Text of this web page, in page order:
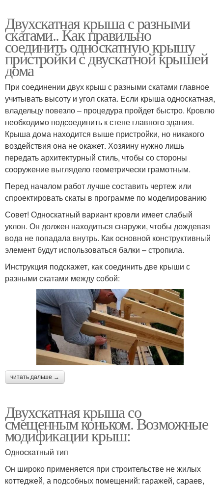
Двухскатная крыша с разными
скатами.. Как правильно
соединить односкатную крышу
пристройки с двускатной крышей
дома
При соединении двух крыш с разными скатами главное
учитывать высоту и угол ската. Если крыша односкатная,
владельцу повезло – процедура пройдет быстро. Кровлю
необходимо подсоединить к стене главного здания.
Крыша дома находится выше пристройки, но никакого
воздействия она не окажет. Хозяину нужно лишь
передать архитектурный стиль, чтобы со стороны
сооружение выглядело геометрически грамотным.
Перед началом работ лучше составить чертеж или
спроектировать скаты в программе по моделированию
Совет! Односкатный вариант кровли имеет слабый
уклон. Он должен находиться снаружи, чтобы дождевая
вода не попадала внутрь. Как основной конструктивный
элемент будут использоваться балки – стропила.
Инструкция подскажет, как соединить две крыши с
разными скатами между собой:
читать дальше →
Двухскатная крыша со
смещенным коньком. Возможные
модификации крыш:
Односкатный тип
Он широко применяется при строительстве не жилых
коттеджей, а подсобных помещений: гаражей, сараев,